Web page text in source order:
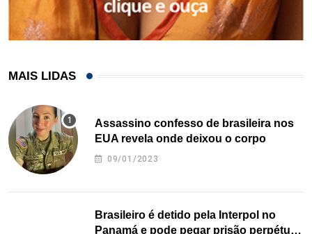
MAIS LIDAS
Assassino confesso de brasileira nos
EUA revela onde deixou o corpo
09/01/2023
Brasileiro é detido pela Interpol no
Panamá e pode pegar prisão perpétua